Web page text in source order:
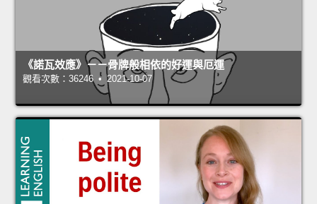
《諾瓦效應》－－骨牌般相依的好運與厄運
觀看次數：36246 • 2021-10-07